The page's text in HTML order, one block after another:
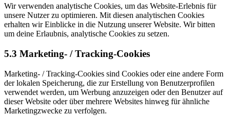
Wir verwenden analytische Cookies, um das Website-Erlebnis für
unsere Nutzer zu optimieren. Mit diesen analytischen Cookies
erhalten wir Einblicke in die Nutzung unserer Website. Wir bitten
um deine Erlaubnis, analytische Cookies zu setzen.
5.3 Marketing- / Tracking-Cookies
Marketing- / Tracking-Cookies sind Cookies oder eine andere Form
der lokalen Speicherung, die zur Erstellung von Benutzerprofilen
verwendet werden, um Werbung anzuzeigen oder den Benutzer auf
dieser Website oder über mehrere Websites hinweg für ähnliche
Marketingzwecke zu verfolgen.